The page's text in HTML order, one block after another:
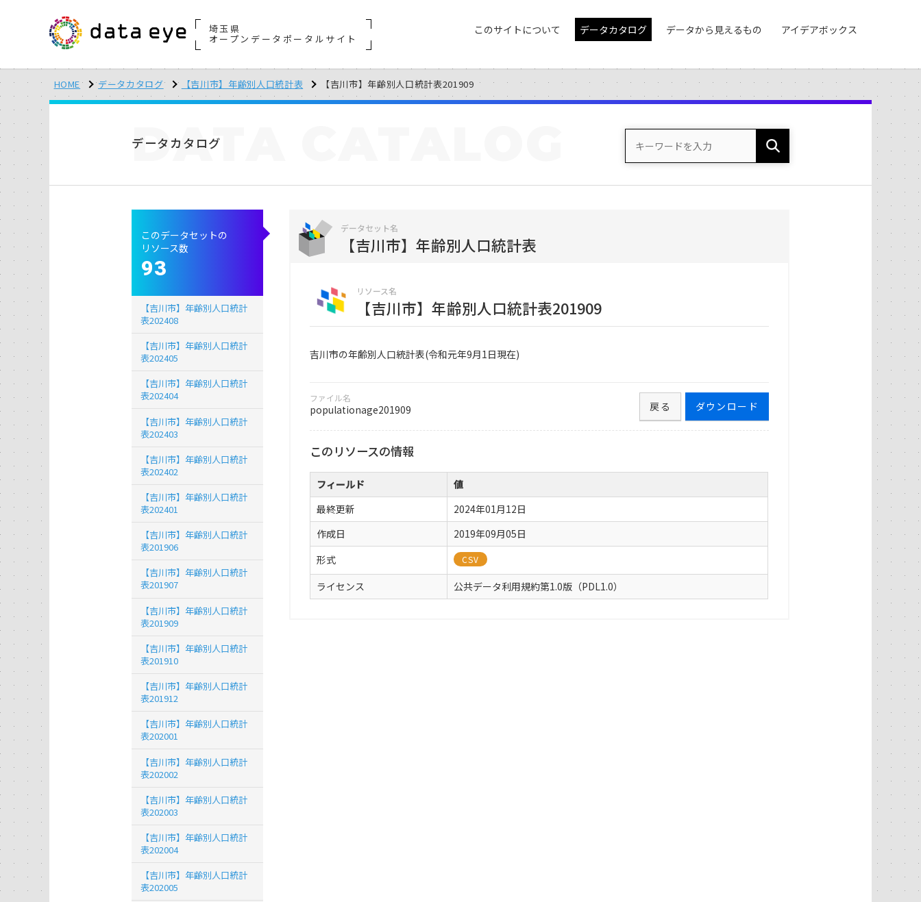
埼玉県
オープンデータポータルサイト
このサイトについて データカタログ データから見えるもの アイデアボックス
HOME データカタログ 【吉川市】年齢別人口統計表 【吉川市】年齢別人口統計表201909
データカタログ
DATA
データセット名
【吉川市】年齢別人口統計表
リソース名
【吉川市】年齢別人口統計表201909
吉川市の年齢別人口統計表(令和元年9月1日現在)
ファイル名
populationage201909 ダウンロード
戻る
このリソースの情報
フィールド
値
最終更新
2024年01月12日
作成日
2019年09月05日
形式
CSV
ライセンス 公共データ利用規約第1.0版（PDL1.0）
このデータセットの
リソース数
93
【吉川市】年齢別人口統計
表202408
【吉川市】年齢別人口統計
表202405
【吉川市】年齢別人口統計
表202404
【吉川市】年齢別人口統計
表202403
【吉川市】年齢別人口統計
表202402
【吉川市】年齢別人口統計
表202401
【吉川市】年齢別人口統計
表201906
【吉川市】年齢別人口統計
表201907
【吉川市】年齢別人口統計
表201909
【吉川市】年齢別人口統計
表201910
【吉川市】年齢別人口統計
表201912
【吉川市】年齢別人口統計
表202001
【吉川市】年齢別人口統計
表202002
【吉川市】年齢別人口統計
表202003
【吉川市】年齢別人口統計
表202004
【吉川市】年齢別人口統計
表202005